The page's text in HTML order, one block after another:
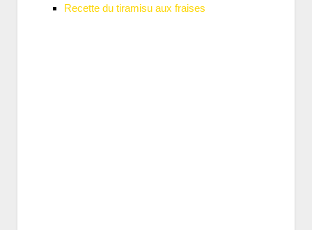
Recette du tiramisu aux fraises